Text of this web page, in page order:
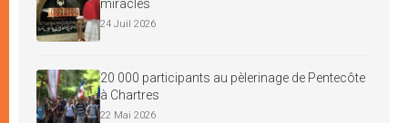
miracles
24 Juil 2026
20 000 participants au pèlerinage de Pentecôte
à Chartres
22 Mai 2026